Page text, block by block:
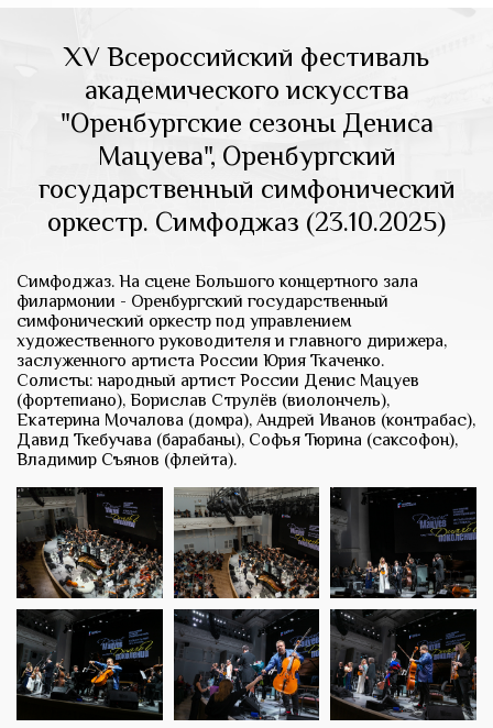
XV Всероссийский фестиваль
академического искусства
"Оренбургские сезоны Дениса
Мацуева", Оренбургский
государственный симфонический
оркестр. Симфоджаз (23.10.2025)
Симфоджаз. На сцене Большого концертного зала
филармонии - Оренбургский государственный
симфонический оркестр под управлением
художественного руководителя и главного дирижера,
заслуженного артиста России Юрия Ткаченко.
Солисты: народный артист России Денис Мацуев
(фортепиано), Борислав Струлёв (виолончель),
Екатерина Мочалова (домра), Андрей Иванов (контрабас),
Давид Ткебучава (барабаны), Софья Тюрина (саксофон),
Владимир Съянов (флейта).